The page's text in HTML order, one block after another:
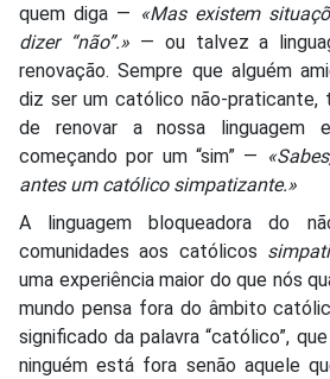
quem diga — «Mas existem
dizer “não”.»— ou talvez a
renovação. Sempre que alguém
diz ser um católico não-praticante,
de renovar a nossa linguagem
começando por um “sim” —
antes um católico simpatizante.»
A linguagem bloqueadora do
comunidades aos católicos
uma experiência maior do que nós
mundo pensa fora do âmbito
significado da palavra “católico”,
ninguém está fora senão aquele